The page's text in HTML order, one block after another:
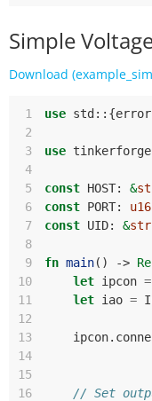
Simple
Download
1 use std :: {error
2
3
use tinkerforge
4
5
const HOST: &
6
const PORT: u16
7
const UID: &str
8
9
fn main() ->
10
let ipcon =
11
let iao =
12
13
ipcon.
14
15
16
// Set